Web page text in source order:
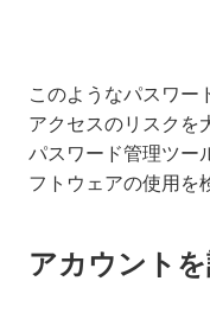
このようなパスワー
アクセスのリスクを
パスワード管理ツー
フトウェアの使用を
アカウント